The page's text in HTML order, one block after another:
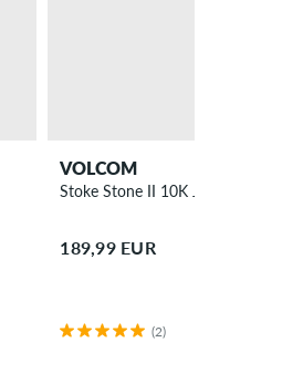
VOLCOM
Stoke Stone II 10K Jacke
189,99 EUR
(2)